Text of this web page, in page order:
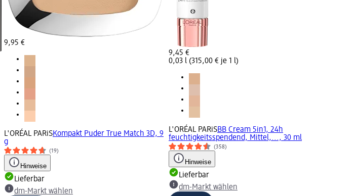
9,95 €
L'ORÉAL PARiSKompakt Puder True Match 3D, 9
g
(19)
Hinweise
Lieferbar
dm-Markt wählen
9,45 €
0,03 l (315,00 € je 1 l)
L'ORÉAL PARiSBB Cream 5in1, 24h
feuchtigkeitsspendend, Mittel,..., 30 ml
(358)
Hinweise
Lieferbar
dm-Markt wählen